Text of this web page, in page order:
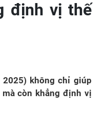
định vị thế
2025) không chỉ giúp
còn khẳng định vị